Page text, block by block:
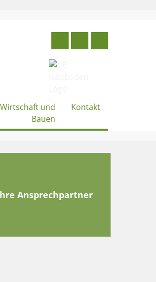
Wirtschaft und
Bauen
Kontakt
Ansprechpartner